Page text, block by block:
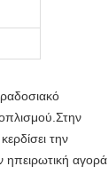
την
ηπειρωτική αγορά